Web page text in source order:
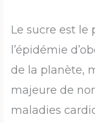
Le sucre est le
l’épidémie
de la planète,
majeure de
maladies